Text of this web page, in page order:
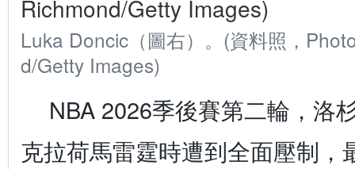
Luka Doncic（圖右）。(資料照，
d/Getty Images)
NBA 2026季後賽第二輪，洛
克拉荷馬雷霆時遭到全面壓制，